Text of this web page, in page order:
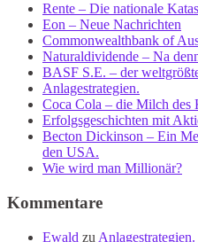
Rente – Die nationale
Eon – Neue Nachrichten
Commonwealthbank of
Naturaldividende – Na
BASF S.E. – der
Anlagestrategien.
Coca Cola – die Milch des
Erfolgsgeschichten mit
Becton Dickinson – Ein
den USA.
Wie wird man Millionär?
Kommentare
Ewald zu Anlagestrategien.